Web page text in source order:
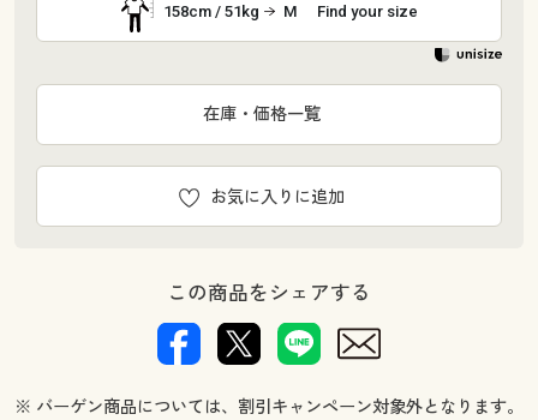
158cm / 51kg M Find your size
お気に入りに追加
在庫・価格一覧
この商品をシェアする
※ バーゲン商品については、割引キャンペーン対象外となります。